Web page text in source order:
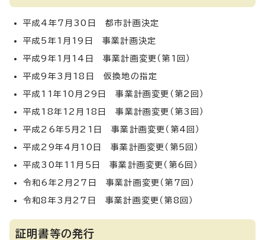
平成4年7月30日 都市計画決定
平成5年1月19日 事業計画決定
平成9年1月14日 事業計画変更（第1回）
平成9年3月18日 仮換地の指定
平成11年10月29日 事業計画変更（第2回）
平成18年12月18日 事業計画変更（第3回）
平成26年5月21日 事業計画変更（第4回）
平成29年4月10日 事業計画変更（第5回）
平成30年11月5日 事業計画変更（第6回）
令和6年2月27日 事業計画変更（第7回）
令和8年3月27日 事業計画変更（第8回）
証明書等の発行